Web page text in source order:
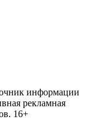
информации
рекламная
16+